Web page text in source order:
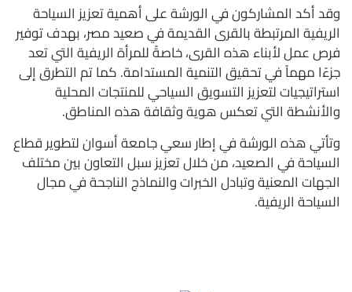
وقد أكد المشاركون في الورشة على أهمية تعزيز السياحة
الريفية المرتبطة بالقرى القديمة في صعيد مصر، بهدف توفير
فرص عمل لأبناء هذه القرى، خاصةً للمرأة الريفية التي تعد
جزءًا مهماً في تحقيق التنمية المستدامة. كما تم التطرق إلى
استراتيجيات لتعزيز التسويق السياحي للمنتجات المحلية
والأنشطة التي تعكس هوية وثقافة هذه المناطق.
وتأتي هذه الورشة في إطار سعي جامعة أسوان لتطوير قطاع
السياحة في الصعيد، من خلال تعزيز سبل التعاون بين مختلف
الجهات المعنية وتبادل الخبرات والنماذج الناجحة في مجال
السياحة الريفية.